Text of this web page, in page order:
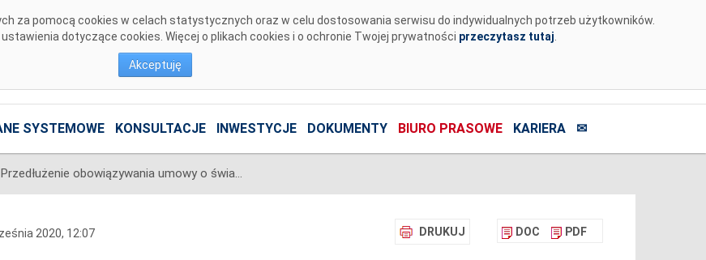
za pomocą cookies w celach statystycznych oraz w celu dostosowania serwisu do indywidualnych potrzeb użytkowników.
dotyczące cookies. Więcej o plikach cookies i o ochronie Twojej prywatności przeczytasz tutaj
Akceptuję
SYSTEMOWE KONSULTACJE INWESTYCJE DOKUMENTY BIURO PRASOWE KARIERA ✉
Przedłużenie obowiązywania umowy o świadczenie usługi interwencyjnej rezerwy zimnej z TAURON Wytwarzanie S.A.
DRUKUJ DOC PDF
2020, 12:07